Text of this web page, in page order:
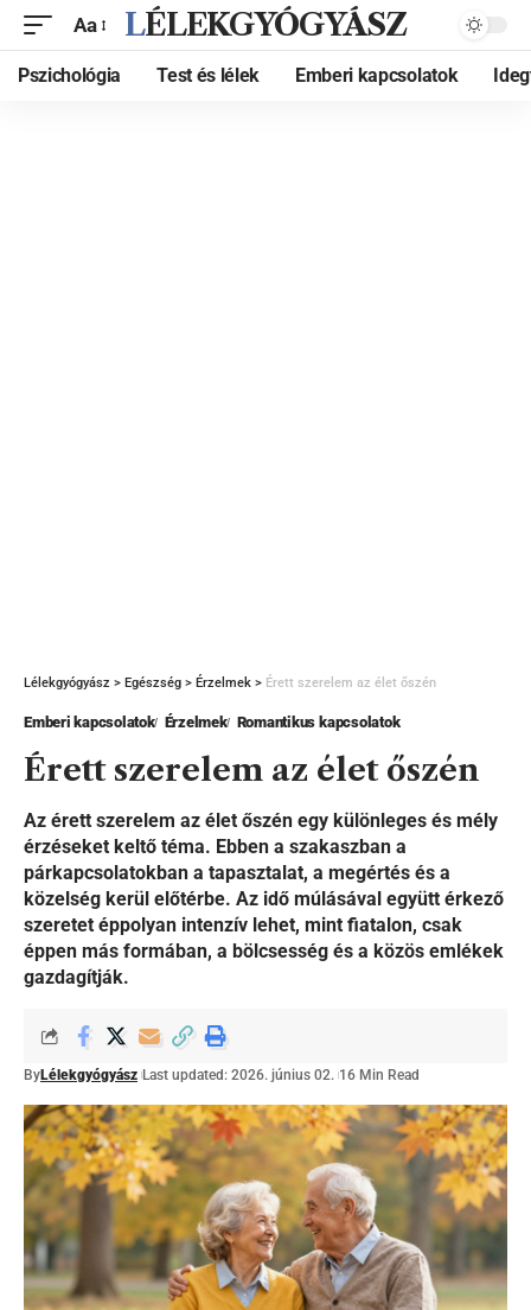
Aa LÉLEKGYÓGYÁSZ
Pszichológia Test és lélek Emberi kapcsolatok
Lélekgyógyász > Egészség > Érzelmek > Érett szerelem az élet őszén
Emberi kapcsolatok Érzelmek Romantikus kapcsolatok
Érett szerelem az élet őszén
Az érett szerelem az élet őszén egy különleges és mély
érzéseket keltő téma. Ebben a szakaszban a
párkapcsolatokban a tapasztalat, a megértés és a
közelség kerül előtérbe. Az idő múlásával együtt érkező
szeretet éppolyan intenzív lehet, mint fiatalon, csak
éppen más formában, a bölcsesség és a közös emlékek
gazdagítják.
ByLélekgyógyász Last updated: 2026. június 02. 16 Min Read